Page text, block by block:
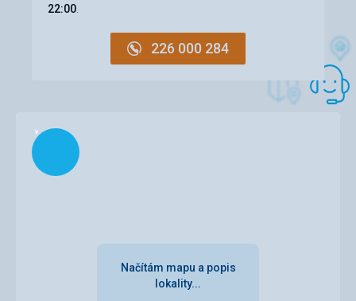
V hotelu i okolí bylo čisto, každý den úklid (na to jsme nebyli
z předchozích pobytů zvyklí), personál byl velmi vlídný, i
22:00
226 000 284
Načítám
Načítám mapu a popis
lokality...